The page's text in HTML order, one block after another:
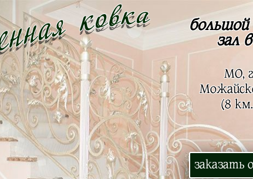
зал
МО,
(8
заказать